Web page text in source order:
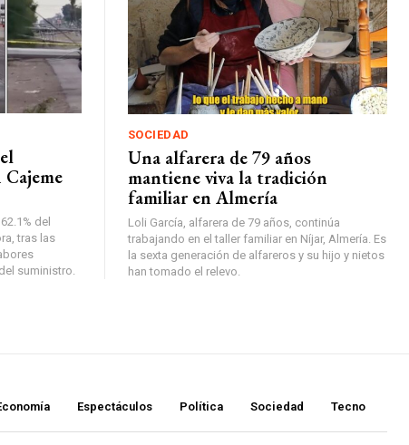
del
tras las
suministro.
SOCIEDAD
Una alfarera de 79 años
mantiene viva la tradición
familiar en Almería
Loli García, alfarera de 79 años, continúa
trabajando en el taller familiar en Níjar, Almería. Es
la sexta generación de alfareros y su hijo y nietos
han tomado el relevo.
Espectáculos Política Sociedad Tecno